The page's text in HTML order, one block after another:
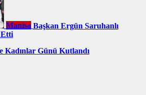
Manisa Başkan Ergün Saruhanlı
Etti
Kadınlar Günü Kutlandı